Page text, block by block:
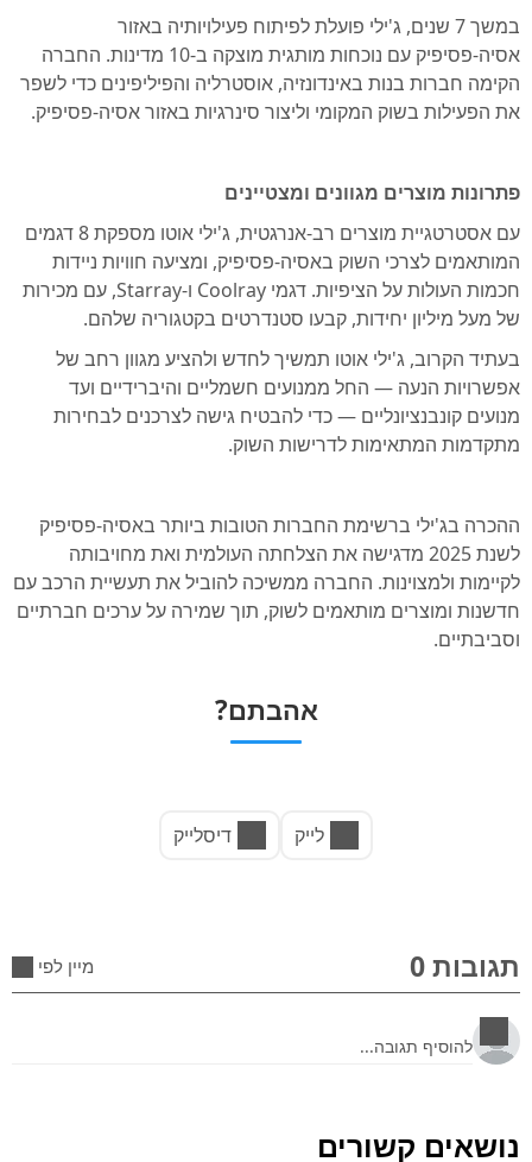
במשך 7 שנים, ג'ילי פועלת לפיתוח פעילויותיה באזור
אסיה-פסיפיק עם נוכחות מותגית מוצקה ב-10 מדינות. החברה
הקימה חברות בנות באינדונזיה, אוסטרליה והפיליפינים כדי לשפר
את הפעילות בשוק המקומי וליצור סינרגיות באזור אסיה-פסיפיק.
פתרונות מוצרים מגוונים ומצטיינים
עם אסטרטגיית מוצרים רב-אנרגטית, ג'ילי אוטו מספקת 8 דגמים
המותאמים לצרכי השוק באסיה-פסיפיק, ומציעה חוויות ניידות
חכמות העולות על הציפיות. דגמי Coolray ו-Starray, עם מכירות
של מעל מיליון יחידות, קבעו סטנדרטים בקטגוריה שלהם.
בעתיד הקרוב, ג'ילי אוטו תמשיך לחדש ולהציע מגוון רחב של
אפשרויות הנעה — החל ממנועים חשמליים והיברידיים ועד
מנועים קונבנציונליים — כדי להבטיח גישה לצרכנים לבחירות
מתקדמות המתאימות לדרישות השוק.
ההכרה בג'ילי ברשימת החברות הטובות ביותר באסיה-פסיפיק
לשנת 2025 מדגישה את הצלחתה העולמית ואת מחויבותה
לקיימות ולמצוינות. החברה ממשיכה להוביל את תעשיית הרכב עם
חדשנות ומוצרים מותאמים לשוק, תוך שמירה על ערכים חברתיים
וסביבתיים.
אהבתם?
לייק דיסלייק
תגובות 0 מיין לפי
נושאים קשורים